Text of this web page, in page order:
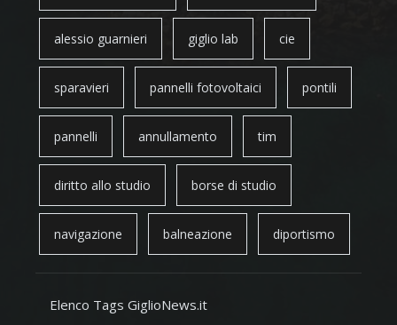
alessio guarnieri giglio lab cie
sparavieri pannelli fotovoltaici pontili
pannelli annullamento tim
diritto allo studio borse di studio
navigazione balneazione diportismo
Elenco Tags GiglioNews.it